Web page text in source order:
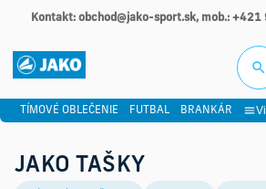
Kontakt: obchod@jako-sport.sk, mob.:
TÍMOVÉ OBLEČENIE FUTBAL BRANKÁR
JAKO TAŠKY